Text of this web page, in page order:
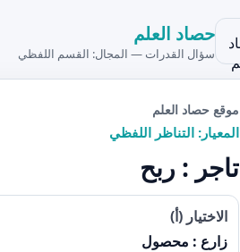
حصاد العلم
سؤال القدرات — المجال: القسم اللفظي
موقع حصاد العلم
المعيار: التناظر اللفظي
تاجر : ربح
الاختيار (أ)
زارع : محصول